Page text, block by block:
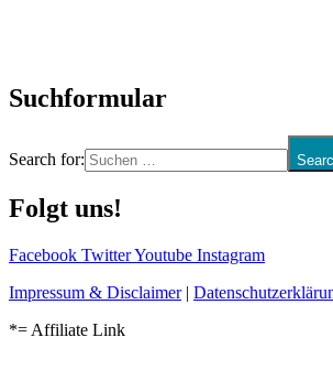
Suchformular
Search for:
Folgt uns!
Facebook TwitterYoutube Instagram
Impressum & Disclaimer|
*= Affiliate Link